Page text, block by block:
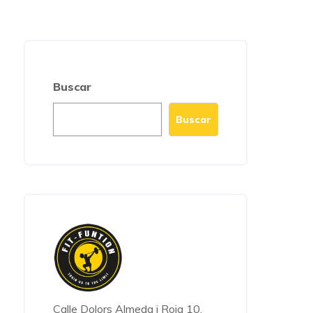
Buscar
Buscar
Calle Dolors Almeda i Roig 10,